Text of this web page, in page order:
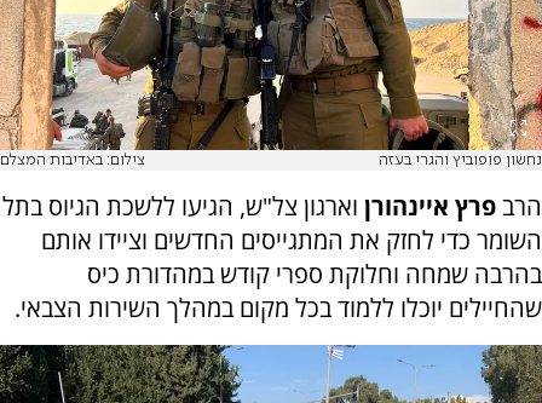
נחשון פופוביץ והגרי בעזה צילום: באדיבות המצלם
הרבפרץ איינהורן וארגון צל"ש, הגיעו ללשכת הגיוס בתל
השומר כדי לחזק את המתגייסים החדשים וציידו אותם
בהרבה שמחה וחלוקת ספרי קודש במהדורת כיס
שהחיילים יוכלו ללמוד בכל מקום במהלך השירות הצבאי.